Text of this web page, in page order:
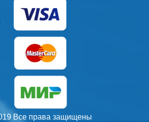
Все права защищены